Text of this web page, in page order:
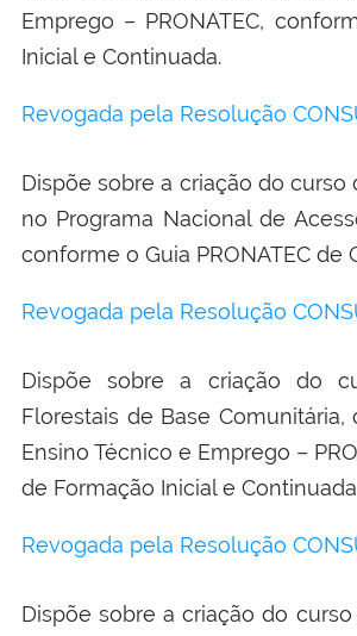
Emprego – PRONATEC,
Inicial e Continuada.
Revogada pela Resolução
Dispõe sobre a criação do
no Programa Nacional de
conforme o Guia PRONATEC de
Revogada pela Resolução
Dispõe sobre a criação do
Florestais de Base
Ensino Técnico e Emprego –
de Formação Inicial e
Revogada pela Resolução
Dispõe sobre a criação do